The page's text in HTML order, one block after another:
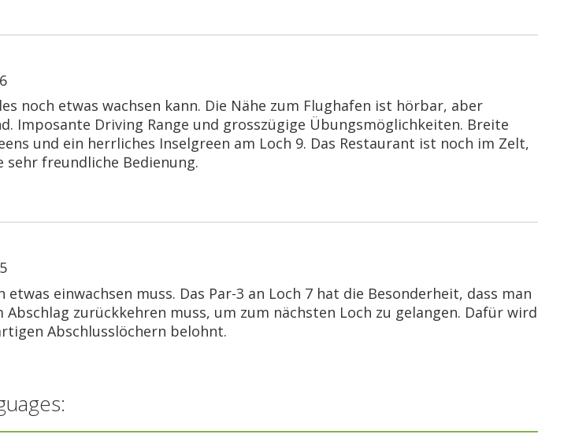
noch etwas wachsen kann. Die Nähe zum Flughafen ist hörbar, aber
Imposante Driving Range und grosszügige Übungsmöglichkeiten. Breite
und ein herrliches Inselgreen am Loch 9. Das Restaurant ist noch im Zelt,
freundliche Bedienung.
etwas einwachsen muss. Das Par-3 an Loch 7 hat die Besonderheit, dass man
Abschlag zurückkehren muss, um zum nächsten Loch zu gelangen. Dafür wird
Abschlusslöchern belohnt.